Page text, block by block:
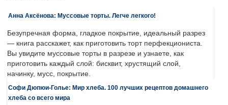
Анна Аксёнова: Муссовые торты. Легче легкого!
Безупречная форма, гладкое покрытие, идеальный разрез
— книга расскажет, как приготовить торт перфекциониста.
Вы увидите муссовые торты в разрезе и узнаете, как
приготовить каждый слой: бисквит, хрустящий слой,
начинку, мусс, покрытие.
Софи Дюпюи-Голье: Мир хлеба. 100 лучших рецептов домашнего
хлеба со всего мира